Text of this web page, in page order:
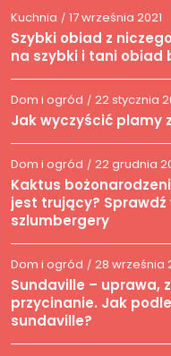
Kuchnia / 17 września 2021
Szybki obiad z
na szybki i tani obiad
Dom i ogród / 22 stycznia
Jak wyczyścić plamy
Dom i ogród / 22 grudnia
Kaktus
jest trujący? Sprawdź
szlumbergery
Dom i ogród / 28 września
Sundaville – uprawa,
przycinanie. Jak
sundaville?